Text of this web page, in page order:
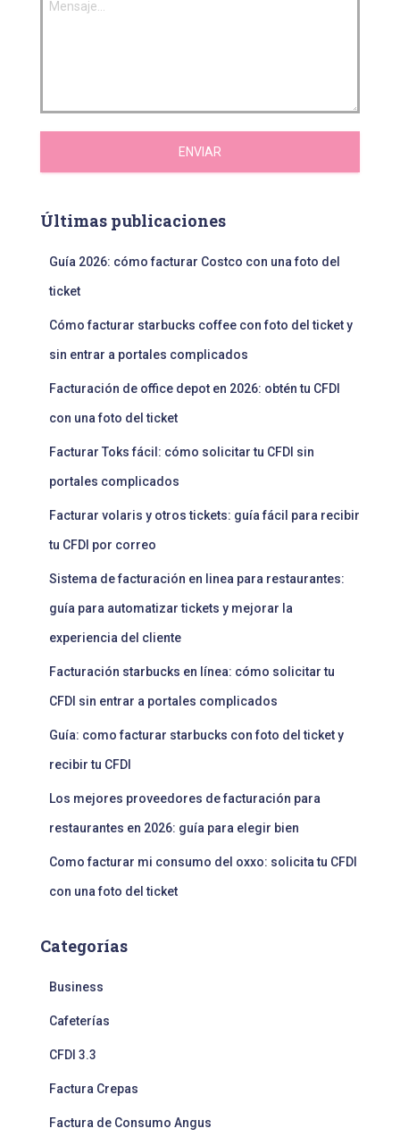
ENVIAR
Últimas publicaciones
Guía 2026: cómo facturar Costco con una foto del
ticket
Cómo facturar starbucks coffee con foto del ticket y
sin entrar a portales complicados
Facturación de office depot en 2026: obtén tu CFDI
con una foto del ticket
Facturar Toks fácil: cómo solicitar tu CFDI sin
portales complicados
Facturar volaris y otros tickets: guía fácil para recibir
tu CFDI por correo
Sistema de facturación en linea para restaurantes:
guía para automatizar tickets y mejorar la
experiencia del cliente
Facturación starbucks en línea: cómo solicitar tu
CFDI sin entrar a portales complicados
Guía: como facturar starbucks con foto del ticket y
recibir tu CFDI
Los mejores proveedores de facturación para
restaurantes en 2026: guía para elegir bien
Como facturar mi consumo del oxxo: solicita tu CFDI
con una foto del ticket
Categorías
Business
Cafeterías
CFDI 3.3
Factura Crepas
Factura de Consumo Angus